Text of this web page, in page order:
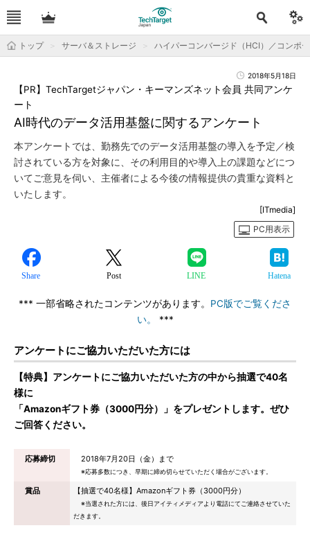
トップ サーバ＆ストレージ ハイパーコンバージド（HCI）／コンポ
2018年5月18日
AI時代のデータ活用基盤に関するアンケート
【PR】TechTargetジャパン・キーマンズネット会員 共同アンケ
ート
本アンケートでは、勤務先でのデータ活用基盤の導入を予定／検
討されている方を対象に、その利用目的や導入上の課題などにつ
いてご意見を伺い、主催者による今後の情報提供の貴重な資料と
いたします。
[ITmedia]
PC用表示
Share Post LINE Hatena
*** 一部省略されたコンテンツがあります。 PC版でご覧くださ
い。
***
アンケートにご協力いただいた方には
【特典】アンケートにご協力いただいた方の中から抽選で40名
様に
「Amazonギフト券（3000円分）」をプレゼントします。ぜひ
ご回答ください。
応募締切 2018年7月20日（金）まで
※応募多数につき、早期に締め切らせていただく場合がございます。
賞品 【抽選で40名様】Amazonギフト券（3000円分）
※当選された方には、後日アイティメディアより電話にてご連絡させていた
だきます。